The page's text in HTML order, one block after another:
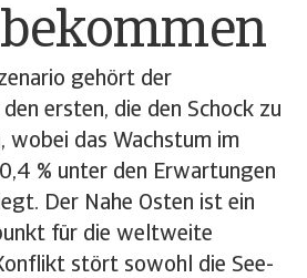
gehört der
ersten, die den Schock zu
wobei das Wachstum im
% unter den Erwartungen
Der Nahe Osten ist ein
für die weltweite
stört sowohl die See-